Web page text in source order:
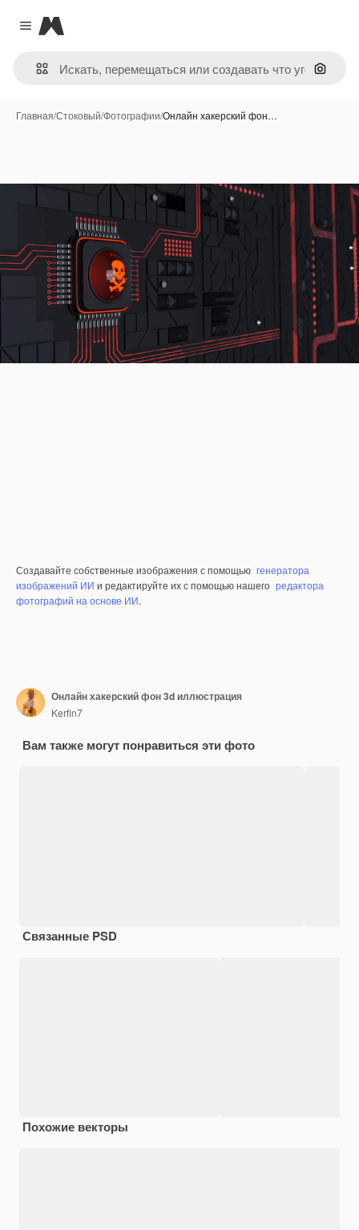
Close menu
Magnific
Поиск
Главная/Стоковый/Фотографии/Онлайн хакерский фон…
Создавайте собственные изображения с помощью генератора
изображений ИИ и редактируйте их с помощью нашего редактора
фотографий на основе ИИ.
Онлайн хакерский фон 3d иллюстрация
Kerfin7
Вам также могут понравиться эти фото
Связанные PSD
Похожие векторы